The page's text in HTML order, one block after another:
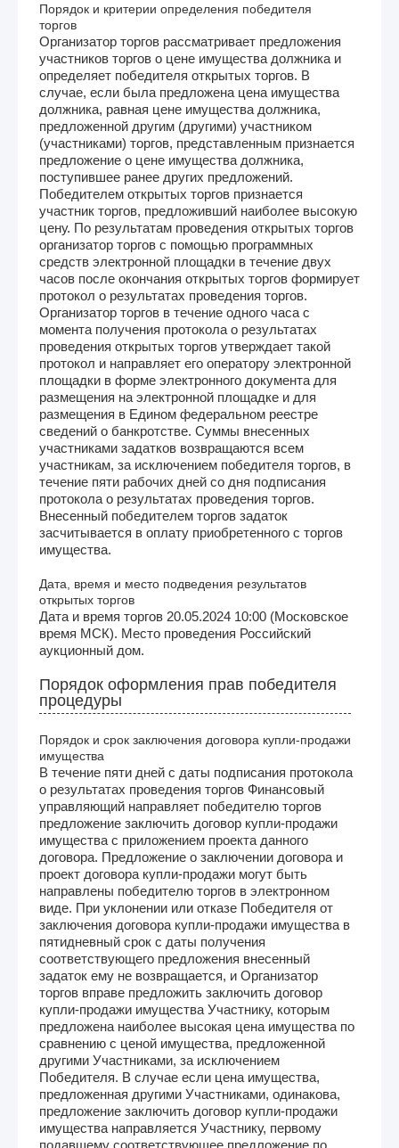
Порядок и критерии определения победителя
торгов
Организатор торгов рассматривает предложения
участников торгов о цене имущества должника и
определяет победителя открытых торгов. В
случае, если была предложена цена имущества
должника, равная цене имущества должника,
предложенной другим (другими) участником
(участниками) торгов, представленным признается
предложение о цене имущества должника,
поступившее ранее других предложений.
Победителем открытых торгов признается
участник торгов, предложивший наиболее высокую
цену. По результатам проведения открытых торгов
организатор торгов с помощью программных
средств электронной площадки в течение двух
часов после окончания открытых торгов формирует
протокол о результатах проведения торгов.
Организатор торгов в течение одного часа с
момента получения протокола о результатах
проведения открытых торгов утверждает такой
протокол и направляет его оператору электронной
площадки в форме электронного документа для
размещения на электронной площадке и для
размещения в Едином федеральном реестре
сведений о банкротстве. Суммы внесенных
участниками задатков возвращаются всем
участникам, за исключением победителя торгов, в
течение пяти рабочих дней со дня подписания
протокола о результатах проведения торгов.
Внесенный победителем торгов задаток
засчитывается в оплату приобретенного с торгов
имущества.
Дата, время и место подведения результатов
открытых торгов
Дата и время торгов 20.05.2024 10:00 (Московское
время МСК). Место проведения Российский
аукционный дом.
Порядок оформления прав победителя
процедуры
Порядок и срок заключения договора купли-продажи
имущества
В течение пяти дней с даты подписания протокола
о результатах проведения торгов Финансовый
управляющий направляет победителю торгов
предложение заключить договор купли-продажи
имущества с приложением проекта данного
договора. Предложение о заключении договора и
проект договора купли-продажи могут быть
направлены победителю торгов в электронном
виде. При уклонении или отказе Победителя от
заключения договора купли-продажи имущества в
пятидневный срок с даты получения
соответствующего предложения внесенный
задаток ему не возвращается, и Организатор
торгов вправе предложить заключить договор
купли-продажи имущества Участнику, которым
предложена наиболее высокая цена имущества по
сравнению с ценой имущества, предложенной
другими Участниками, за исключением
Победителя. В случае если цена имущества,
предложенная другими Участниками, одинакова,
предложение заключить договор купли-продажи
имущества направляется Участнику, первому
подавшему соответствующее предложение по